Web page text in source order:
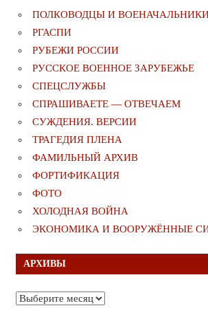
ПОЛКОВОДЦЫ И
РГАСПИ
РУБЕЖИ РОССИИ
РУССКОЕ ВОЕННОЕ ЗАРУБЕЖЬЕ
СПЕЦСЛУЖБЫ
СПРАШИВАЕТЕ — ОТВЕЧАЕМ
СУЖДЕНИЯ. ВЕРСИИ
ТРАГЕДИЯ ПЛЕНА
ФАМИЛЬНЫЙ АРХИВ
ФОРТИФИКАЦИЯ
ФОТО
ХОЛОДНАЯ ВОЙНА
ЭКОНОМИКА И ВООРУЖЁННЫЕ
АРХИВЫ
Архивы